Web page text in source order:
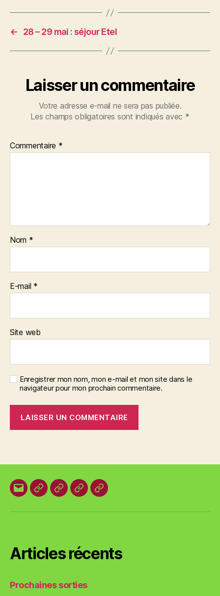
← 28 – 29 mai : séjour Etel
Laisser un commentaire
Votre adresse e-mail ne sera pas publiée.
Les champs obligatoires sont indiqués avec *
Commentaire *
Nom *
E-mail *
Site web
Enregistrer mon nom, mon e-mail et mon site dans le
navigateur pour mon prochain commentaire.
E-
Organisation
Animations
VestesBrevets
Articles récents
Prochaines sorties